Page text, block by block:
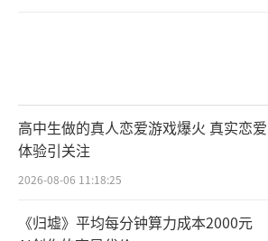
高中生做的真人恋爱游戏爆火 真实恋爱
体验引关注
2026-08-06 11:18:25
《归墟》平均每分钟算力成本2000元